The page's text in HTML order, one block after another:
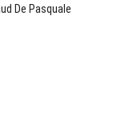
De Pasquale